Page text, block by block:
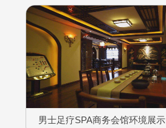
男士足疗SPA商务会馆环境展示